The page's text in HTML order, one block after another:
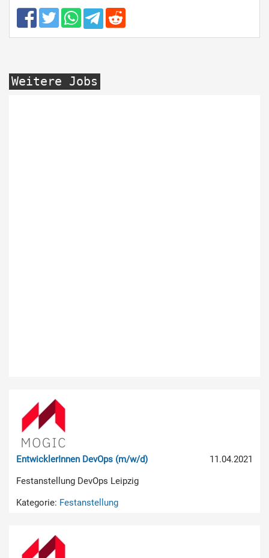
Weitere Jobs
11.04.2021
EntwicklerInnen DevOps (m/w/d)
Festanstellung DevOps Leipzig
Kategorie: Festanstellung